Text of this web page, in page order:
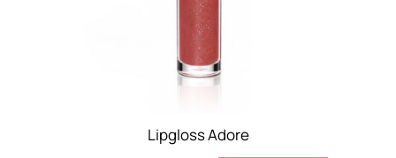
Lipgloss Adore